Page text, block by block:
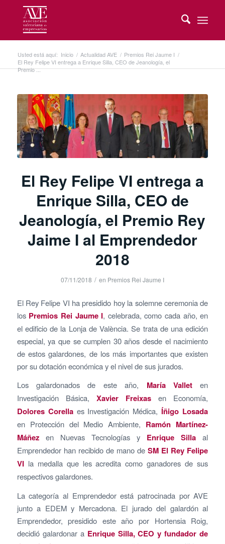
Usted está aquí: Inicio / Actualidad AVE / Premios Rei Jaume I /
El Rey Felipe VI entrega a Enrique Silla, CEO de Jeanología, el
Premio ...
El Rey Felipe VI entrega a
Enrique Silla, CEO de
Jeanología, el Premio Rey
Jaime I al Emprendedor
2018
07/11/2018 / en Premios Rei Jaume I
El Rey Felipe VI ha presidido hoy la solemne ceremonia de
los Premios Rei Jaume I, celebrada, como cada año, en
el edificio de la Lonja de València. Se trata de una edición
especial, ya que se cumplen 30 años desde el nacimiento
de estos galardones, de los más importantes que existen
por su dotación económica y el nivel de sus jurados.
Los galardonados de este año, María Vallet en
Investigación Básica, Xavier Freixas en Economía,
Dolores Corellaes Investigación Médica, Íñigo Losada
en Protección del Medio Ambiente, Ramón Martínez-
Máñezen Nuevas Tecnologías y Enrique Silla al
Emprendedor han recibido de mano deSM El Rey Felipe
VIla medalla que les acredita como ganadores de sus
respectivos galardones.
La categoría al Emprendedor está patrocinada por AVE
junto a EDEM y Mercadona. El jurado del galardón al
Emprendedor, presidido este año por Hortensia Roig,
decidió galardonar a Enrique Silla, CEO y fundador de